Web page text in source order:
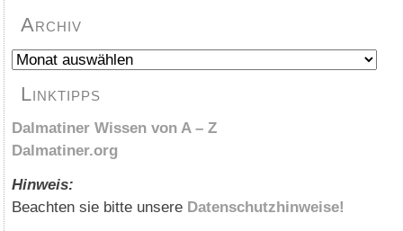
Archiv
Archiv
Linktipps
Dalmatiner Wissen von A – Z
Dalmatiner.org
Hinweis:
Beachten sie bitte unsere Datenschutzhinweise!